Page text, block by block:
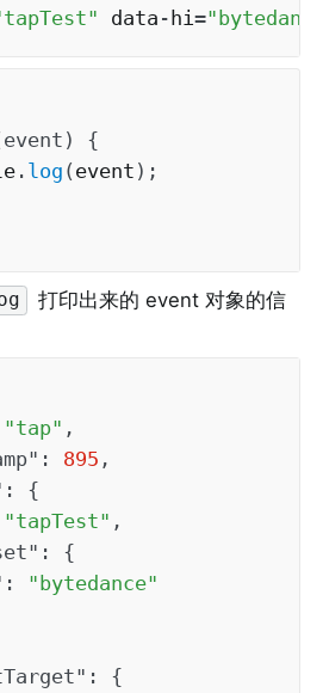
data -hi=
event )
{
. log ( event ) ;
打印出来的 event 对象的信
"tap" ,
: 895 ,
:
{
"tapTest" ,
:
{
:
"bytedance"
:
{